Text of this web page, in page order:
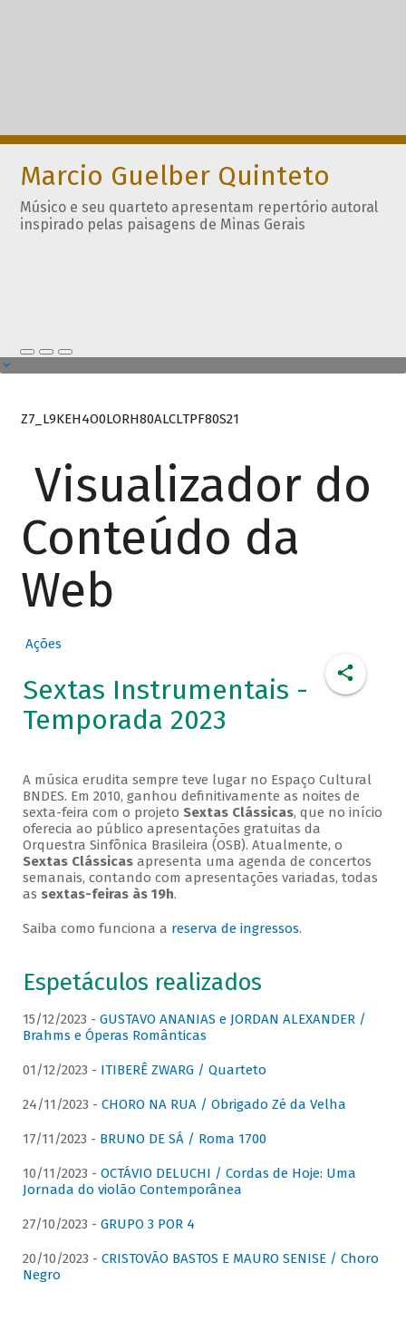
Marcio Guelber Quinteto
Músico e seu quarteto apresentam repertório autoral
inspirado pelas paisagens de Minas Gerais
Z7_L9KEH4O0LORH80ALCLTPF80S21
Visualizador do
Conteúdo da
Web
Ações
Sextas Instrumentais -
Temporada 2023
A música erudita sempre teve lugar no Espaço Cultural
BNDES. Em 2010, ganhou definitivamente as noites de
sexta-feira com o projeto Sextas Clássicas, que no início
oferecia ao público apresentações gratuitas da
Orquestra Sinfônica Brasileira (OSB). Atualmente, o
Sextas Clássicasapresenta uma agenda de concertos
semanais, contando com apresentações variadas, todas
as sextas-feiras às 19h.
Saiba como funciona a reserva de ingressos.
Espetáculos realizados
15/12/2023 - GUSTAVO ANANIAS e JORDAN ALEXANDER /
Brahms e Óperas Românticas
01/12/2023 - ITIBERÊ ZWARG / Quarteto
24/11/2023 - CHORO NA RUA / Obrigado Zé da Velha
17/11/2023 - BRUNO DE SÁ / Roma 1700
10/11/2023 - OCTÁVIO DELUCHI / Cordas de Hoje: Uma
Jornada do violão Contemporânea
27/10/2023 - GRUPO 3 POR 4
20/10/2023 - CRISTOVÃO BASTOS E MAURO SENISE / Choro
Negro